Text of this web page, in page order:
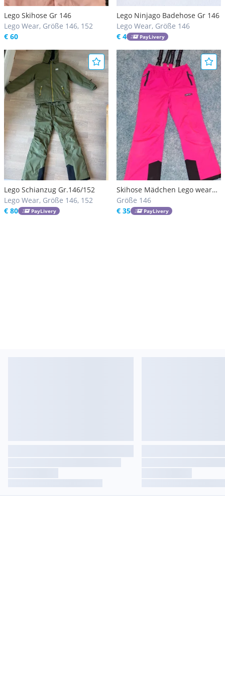
Lego Skihose Gr 146
Lego Wear, Größe 146, 152
€ 60
Lego Ninjago Badehose Gr 146
Lego Wear, Größe 146
€ 4
PayLivery
Lego Schianzug Gr.146/152
Lego Wear, Größe 146, 152
€ 80
PayLivery
Skihose Mädchen Lego wear
Größe 146
Größe 146
€ 35
PayLivery